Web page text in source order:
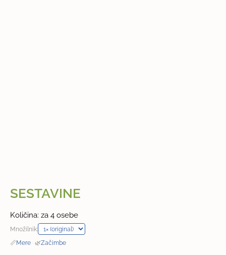
SESTAVINE
Količina: za 4 osebe
Množilnik:
📏Mere · 🌿Začimbe